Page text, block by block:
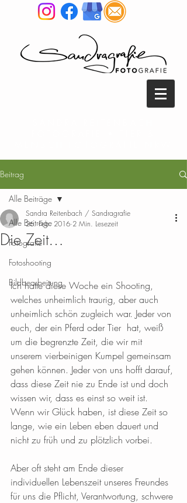
Beitrag
Alle Beiträge
Fotografie
Fotoshooting
Bildbearbeitung
Alle Beiträge
Die Zeit…
Sandra Reitenbach / Sandragrafie
26. Feb. 2016 2 Min. Lesezeit
Ich hatte diese Woche ein Shooting,
welches unheimlich traurig, aber auch
unheimlich schön zugleich war. Jeder von
euch, der ein Pferd oder Tier  hat, weiß
um die begrenzte Zeit, die wir mit
unserem vierbeinigen Kumpel gemeinsam
gehen können. Jeder von uns hofft darauf,
dass diese Zeit nie zu Ende ist und doch
wissen wir, dass es einst so weit ist.
Wenn wir Glück haben, ist diese Zeit so
lange, wie ein Leben eben dauert und
nicht zu früh und zu plötzlich vorbei.
Aber oft steht am Ende dieser
individuellen Lebenszeit unseres Freundes
für uns die Pflicht, Verantwortung, schwere